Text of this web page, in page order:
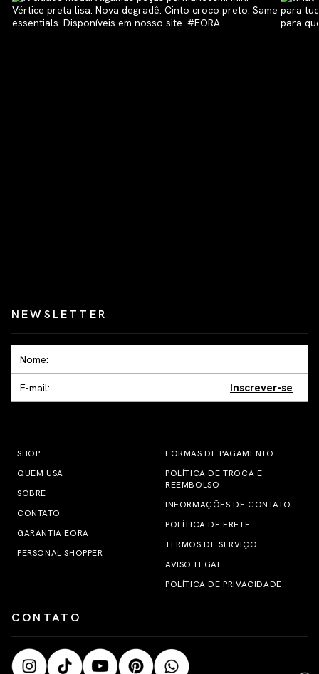
NEWSLETTER
Inscrever-se
SHOP
QUEM USA
SOBRE
CONTATO
GARANTIA EORA
PERSONAL SHOPPER
FORMAS DE PAGAMENTO
POLÍTICA DE TROCA E
REEMBOLSO
INFORMAÇÕES DE CONTATO
POLÍTICA DE FRETE
TERMOS DE SERVIÇO
AVISO LEGAL
POLÍTICA DE PRIVACIDADE
CONTATO